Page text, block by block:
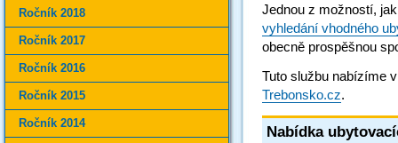
Jednou z možností,
vyhledání vhodného
obecně prospěšnou
Tuto službu nabízíme
Trebonsko.cz.
Nabídka
Ročník 2018
Ročník 2017
Ročník 2016
Ročník 2015
Ročník 2014